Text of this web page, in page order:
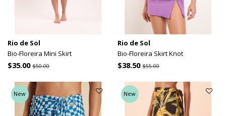
Rio de Sol
Bio-Floreira Mini Skirt
$35.00 $50.00
Rio de Sol
Bio-Floreira Skirt Knot
$38.50$55.00
New New